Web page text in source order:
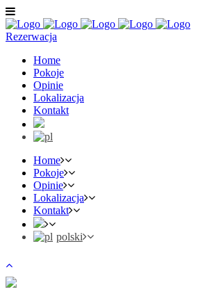
Rezerwacja
Home
Pokoje
Opinie
Lokalizacja
Kontakt
Home
Pokoje
Opinie
Lokalizacja
Kontakt
polski